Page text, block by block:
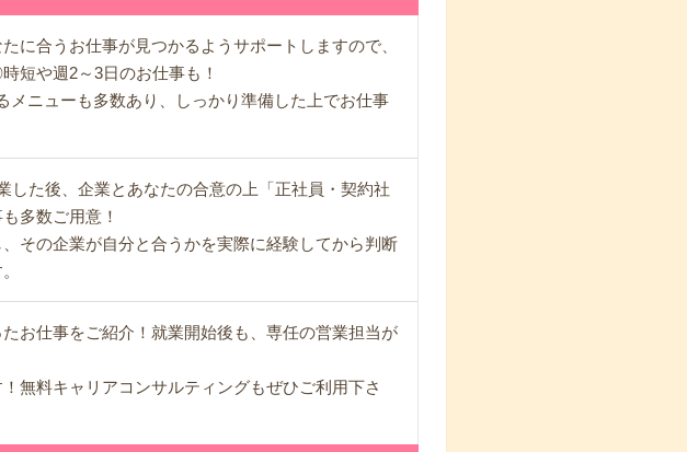
に合うお仕事が見つかるようサポートしますので、
短や週2～3日のお仕事も！
メニューも多数あり、しっかり準備した上でお仕事
した後、企業とあなたの合意の上「正社員・契約社
多数ご用意！
その企業が自分と合うかを実際に経験してから判断
お仕事をご紹介！就業開始後も、専任の営業担当が
無料キャリアコンサルティングもぜひご利用下さ